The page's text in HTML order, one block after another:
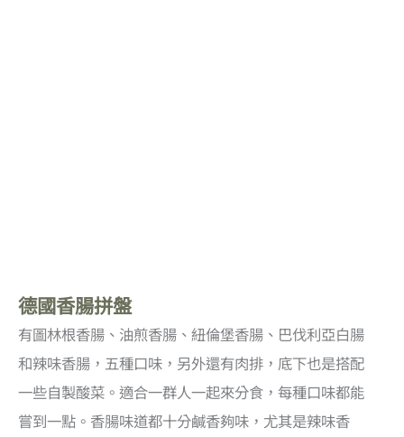
德國香腸拼盤
有圖林根香腸、油煎香腸、紐倫堡香腸、巴伐利亞白腸
和辣味香腸，五種口味，另外還有肉排，底下也是搭配
一些自製酸菜。適合一群人一起來分食，每種口味都能
嘗到一點。香腸味道都十分鹹香夠味，尤其是辣味香